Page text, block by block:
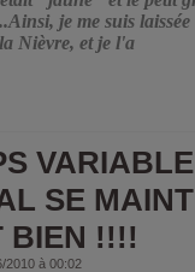
je me suis
Nièvre, et je l'a
SE
BIEN !!!!
2010 à 00:02